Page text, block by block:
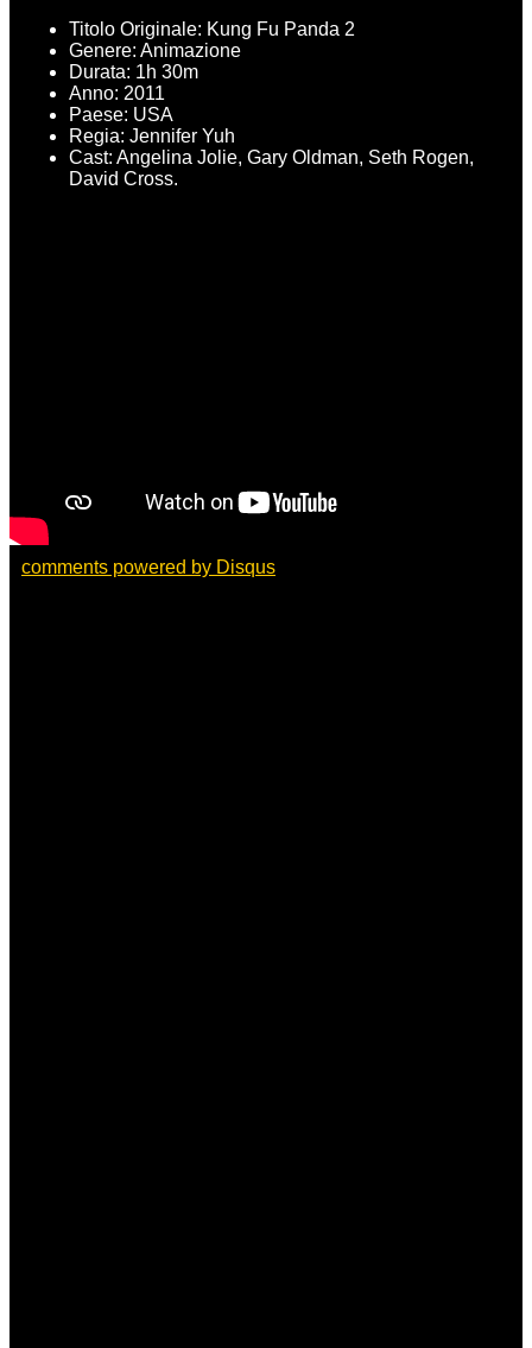
Titolo Originale: Kung Fu Panda 2
Genere: Animazione
Durata: 1h 30m
Anno: 2011
Paese: USA
Regia: Jennifer Yuh
Cast: Angelina Jolie, Gary Oldman, Seth Rogen,
David Cross.
comments powered by Disqus